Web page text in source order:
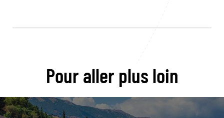
Pour aller plus loin